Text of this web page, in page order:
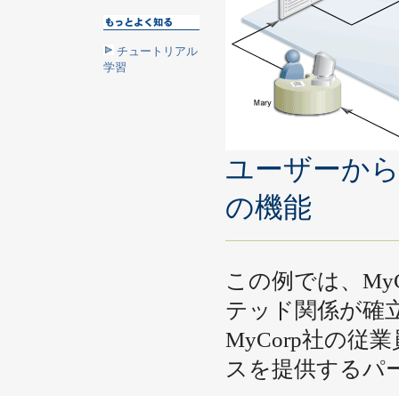
チュートリアル
学習
ユーザーか
の機能
この例では、
テッド関係が確
MyCorp社の従
スを提供するパ